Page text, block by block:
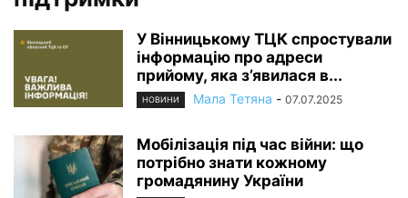
У Вінницькому ТЦК спростували
інформацію про адреси
прийому, яка з’явилася в...
НОВИНИ Мала Тетяна - 07.07.2025
Мобілізація під час війни: що
потрібно знати кожному
громадянину України